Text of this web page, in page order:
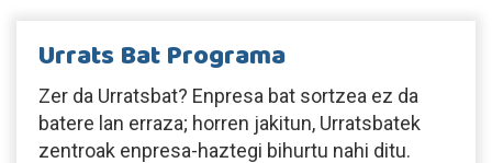
Urrats Bat Programa
Zer da Urratsbat? Enpresa bat sortzea ez da
batere lan erraza; horren jakitun, Urratsbatek
zentroak enpresa-haztegi bihurtu nahi ditu.